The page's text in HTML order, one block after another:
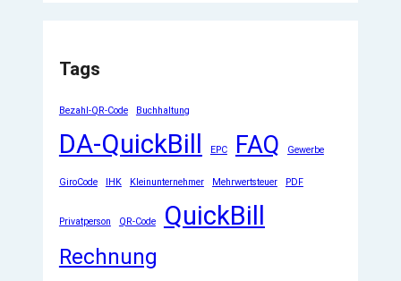
Tags
Bezahl-QR-Code Buchhaltung
DA-QuickBill EPC FAQ Gewerbe
GiroCode IHK Kleinunternehmer Mehrwertsteuer PDF
Privatperson QR-Code QuickBill
Rechnung